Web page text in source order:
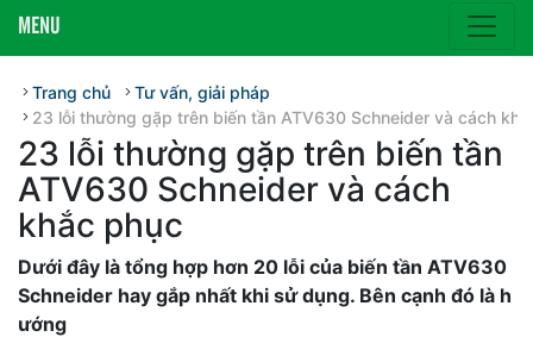
MENU
Trang chủ
Tư vấn, giải pháp
23 lỗi thường gặp trên biến tần ATV630 Schneider và cách
23 lỗi thường gặp trên biến tần
ATV630 Schneider và cách
khắc phục
Dưới đây là tổng hợp hơn 20 lỗi của biến tần ATV630
Schneider hay gắp nhất khi sử dụng. Bên cạnh đó là h
ướng